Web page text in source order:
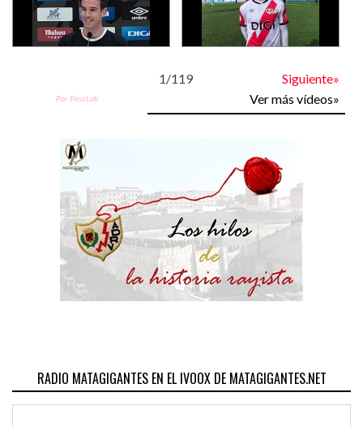
1/119 Siguiente»
Por PoseLab Ver más vídeos»
RADIO MATAGIGANTES EN EL IVOOX DE MATAGIGANTES.NET